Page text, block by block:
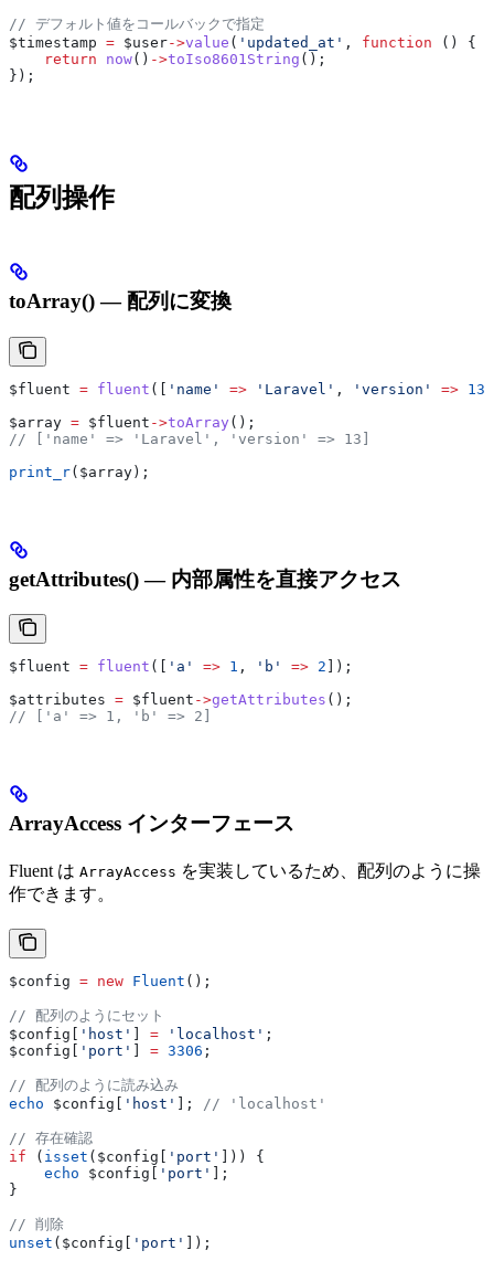
// デフォルト値をコールバックで指定
$timestamp = $user->value ( 'updated_at' , function () {
    return
now() ->toIso8601String ();
});
配列操作
toArray() — 配列に変換
$fluent = fluent ([ 'name' => 'Laravel' , 'version' => 13
$array = $fluent ->toArray ();
// ['name' => 'Laravel', 'version' => 13]
print_r( $array );
getAttributes() — 内部属性を直接アクセス
$fluent = fluent ([ 'a' => 1 , 'b' => 2 ]);
$attributes = $fluent ->getAttributes ();
// ['a' => 1, 'b' => 2]
ArrayAccess インターフェース
Fluent は ArrayAccess を実装しているため、配列のように操
作できます。
$config = new Fluent ();
// 配列のようにセット
$config
'host' = 'localhost' ;
$config
'port' = 3306 ;
// 配列のように読み込み
echo $config 'host' ]; // 'localhost'
// 存在確認
if ( isset ( $config 'port'
])) {
    echo
$config 'port'
];
}
// 削除
unset ( $config 'port' ]);